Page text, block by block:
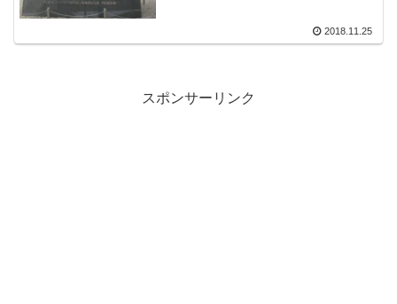
2018.11.25
スポンサーリンク